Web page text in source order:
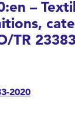
–
TR
2020